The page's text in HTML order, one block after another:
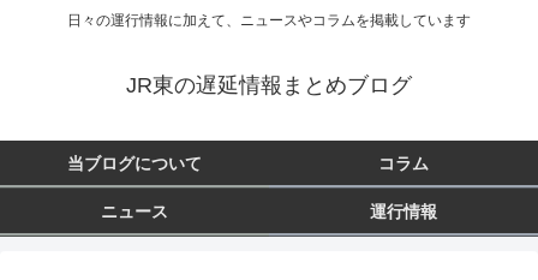
日々の運行情報に加えて、ニュースやコラムを掲載しています
JR東の遅延情報まとめブログ
当ブログについて コラム
ニュース 運行情報